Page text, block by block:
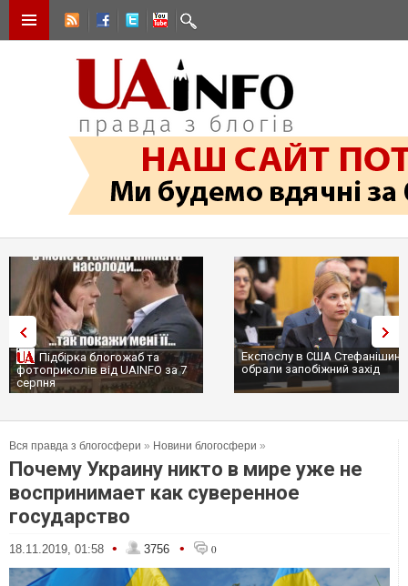
Підбірка блогожаб та
фотоприколів від UAINFO за 7
серпня
Експослу в США
обрали запобіжний захід
Вся правда з блогосфери » Новини блогосфери »
Почему Украину никто в мире уже не
воспринимает как суверенное
государство
18.11.2019, 01:58 • 3756 • 0